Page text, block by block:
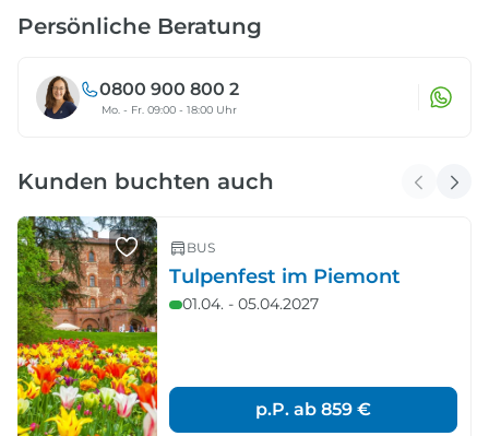
Persönliche Beratung
0800 900 800 2
Mo. - Fr. 09:00 - 18:00 Uhr
Kunden buchten auch
BUS
Tulpenfest im Piemont
01.04. - 05.04.2027
p.P. ab 859 €